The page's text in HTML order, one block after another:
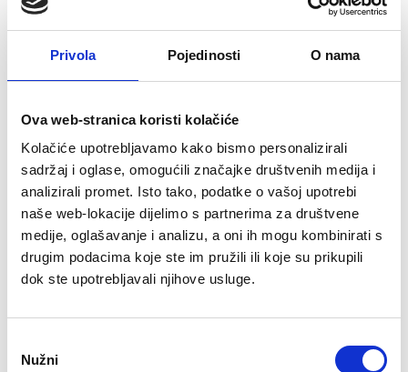
Privola Pojedinosti O nama
Ova web-stranica koristi kolačiće
Kolačiće upotrebljavamo kako bismo personalizirali
sadržaj i oglase, omogućili značajke društvenih medija i
analizirali promet. Isto tako, podatke o vašoj upotrebi
naše web-lokacije dijelimo s partnerima za društvene
medije, oglašavanje i analizu, a oni ih mogu kombinirati s
drugim podacima koje ste im pružili ili koje su prikupili
dok ste upotrebljavali njihove usluge.
pristanka
Nužni
Prilog Size
Turistička karta Pregrade 3.74 MB
VANJSKA_STRANA.pdf 714.98 KB
Izdvojena mjesta u
Pregradi